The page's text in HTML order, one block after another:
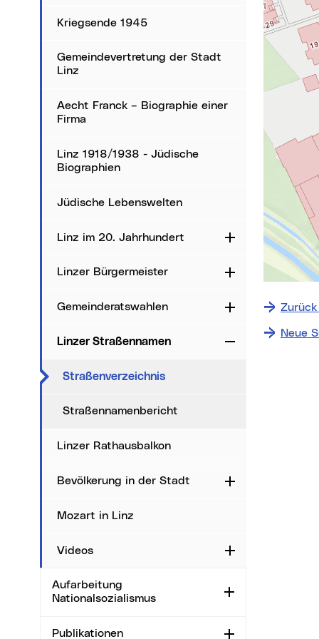
Kriegsende 1945
Gemeindevertretung der Stadt
Linz
Aecht Franck – Biographie einer
Firma
Linz 1918/1938 - Jüdische
Biographien
Jüdische Lebenswelten
Linz im 20. Jahrhundert Aufklappen
Linzer Bürgermeister Aufklappen
Gemeinderatswahlen Aufklappen
Linzer Straßennamen Zuklappen
Straßenverzeichnis(aktueller Menüpunkt)
Straßennamenbericht
Linzer Rathausbalkon
Bevölkerung in der Stadt Aufklappen
Mozart in Linz
Videos Aufklappen
Aufarbeitung
Nationalsozialismus
Aufklappen
Publikationen Aufklappen
Karte
⇧
Neue